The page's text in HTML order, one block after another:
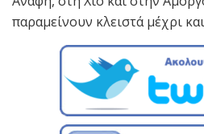
παραμείνουν κλειστά μέχρι